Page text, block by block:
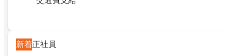
新着正社員